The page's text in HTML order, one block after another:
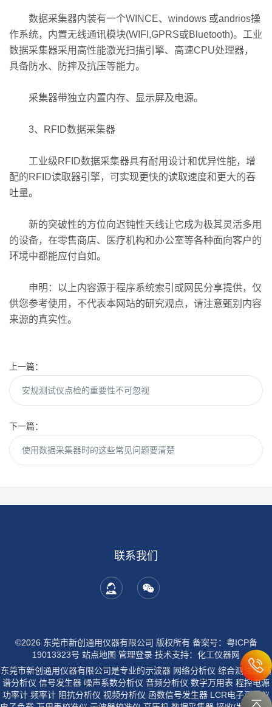
数据采集器内装有一个WINCE、windows 或andrios操
作系统，内置无线通讯模块(WIFI,GPRS或Bluetooth)。工业
数据采集器采用高性能激光扫描引擎、高速CPU处理器，
具备防水、防摔及抗压等能力。
采集器带独立内置内存、显示屏及电源。
3、RFID数据采集器
工业级RFID数据采集器具有耐用设计和优异性能，增
配的RFID读取器引擎，可实现更快的读取速度和更大的吞
吐量。
新的突破性的方位向迟钝性天线让它成为极其灵活多用
的设备，在零售商店、医疗机构和办公室等各种面向客户的
环境中都能应付自如。
申明：以上内容源于程序系统索引或网民分享提供，仅
供您参考使用，不代表本网站的研究观点，请注意甄别内容
来源的真实性。
上一篇：
安规测试仪点检的重要性不可忽视
下一篇：
使用数据采集器时的这些常见问题要清楚
联系我们
©2026 东莞市新创通用仪器有限公司 版权所有 备案号：粤ICP备
19013323号 站点地图 管理登录 技术支持： 化工仪器网
东莞市新创通用仪器有限公司是专业的示波器 网络分析仪 综合测试仪 频
谱分析仪 信号发生器 噪声系数分析仪 音频分析仪 数字万用表 程控电源
功率计 频率计 阻抗分析仪 视频分析仪 函数信号发生器 LCR电子测试仪